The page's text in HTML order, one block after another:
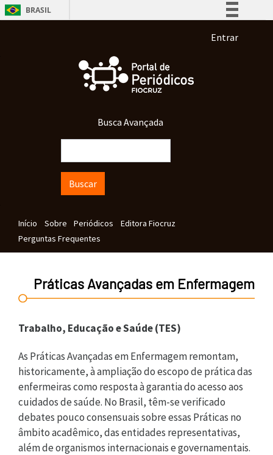
Pular para o conteúdo principal
BRASIL
Participe
Acesso à informação
Menu de
Entrar
Busca Avançada
Navegação principal
Início Sobre Periódicos
Editora Fiocruz
Perguntas Frequentes
Práticas Avançadas em Enfermagem
Trabalho, Educação e Saúde (TES)
As Práticas Avançadas em Enfermagem remontam,
historicamente, à ampliação do escopo de prática das
enfermeiras como resposta à garantia do acesso aos
cuidados de saúde. No Brasil, têm-se verificado
debates pouco consensuais sobre essas Práticas no
âmbito acadêmico, das entidades representativas,
além de organismos internacionais e governamentais.